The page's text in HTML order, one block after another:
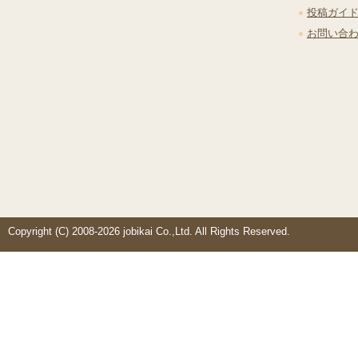
投稿ガイ
お問い合
Copyright (C) 2008-2026 jobikai Co.,Ltd. All Rights Reserved.